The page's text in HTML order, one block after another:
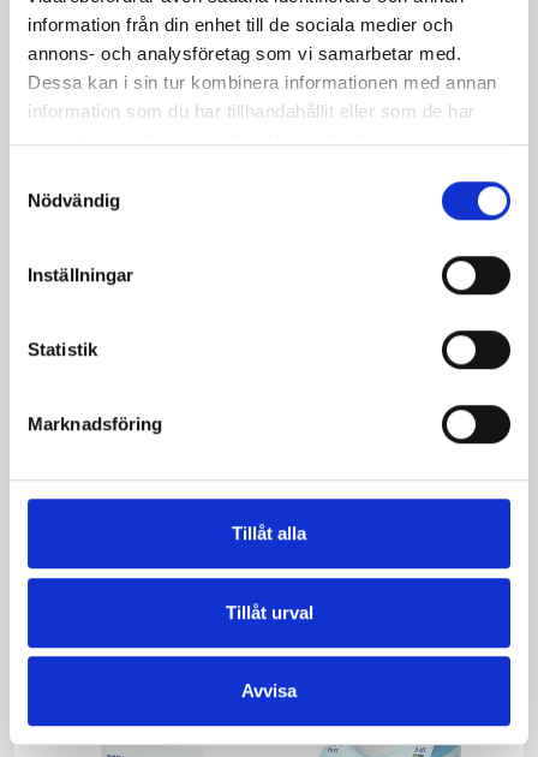
information från din enhet till de sociala medier och
annons- och analysföretag som vi samarbetar med.
Dessa kan i sin tur kombinera informationen med annan
information som du har tillhandahållit eller som de har
samlat in när du har använt deras tjänster.
Nödvändig
Inställningar
Statistik
Marknadsföring
Tillåt alla
Tillåt urval
Avvisa
Päronfil 2,7%
1000g
Skogsbärsfil 2,7%
1000g
liter